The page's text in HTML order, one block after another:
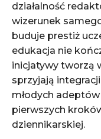
działalność
wizerunek
buduje prestiż
edukacja nie
inicjatywy tworzą
sprzyjają
młodych
pierwszych
dziennikarskiej.